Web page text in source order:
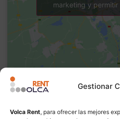
Gestionar
Volca Rent, para ofrecer las mejores
marketing y